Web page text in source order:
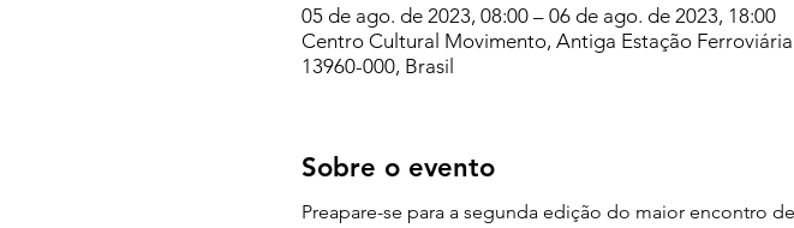
05 de ago. de 2023, 08:00 – 06 de ago. de 2023, 18:00
Centro Cultural Movimento, Antiga Estação
13960-000, Brasil
Sobre o evento
Preapare-se para a segunda edição do maior encontro